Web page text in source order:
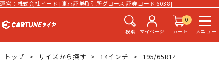
運営：株式会社イード [東京証券取引所グロース 証券コード 6038]
検索 マイページ
0
カート
メニュー
トップ サイズから探す 14インチ 195/65R14